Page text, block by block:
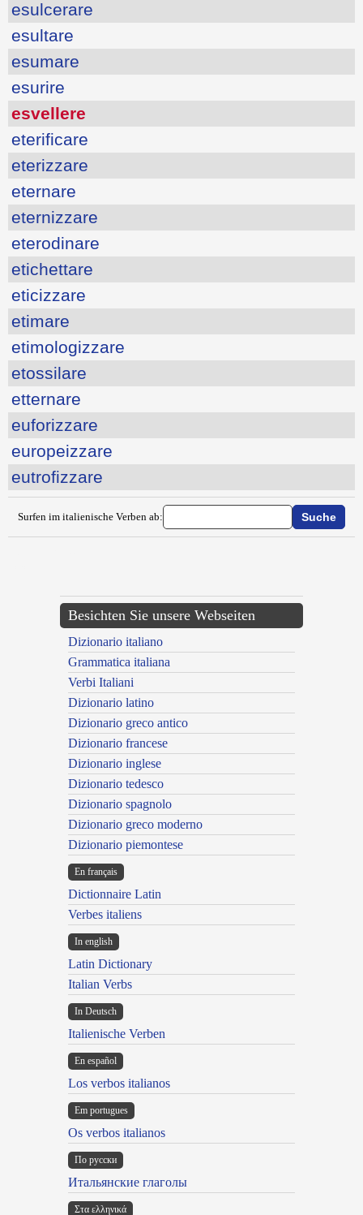
esulcerare
esultare
esumare
esurire
esvellere
eterificare
eterizzare
eternare
eternizzare
eterodinare
etichettare
eticizzare
etimare
etimologizzare
etossilare
etternare
euforizzare
europeizzare
eutrofizzare
Surfen im italienische Verben ab:
Besichten Sie unsere Webseiten
Dizionario italiano
Grammatica italiana
Verbi Italiani
Dizionario latino
Dizionario greco antico
Dizionario francese
Dizionario inglese
Dizionario tedesco
Dizionario spagnolo
Dizionario greco moderno
Dizionario piemontese
En français
Dictionnaire Latin
Verbes italiens
In english
Latin Dictionary
Italian Verbs
In Deutsch
Italienische Verben
En español
Los verbos italianos
Em portugues
Os verbos italianos
По русски
Итальянские глаголы
Στα ελληνικά